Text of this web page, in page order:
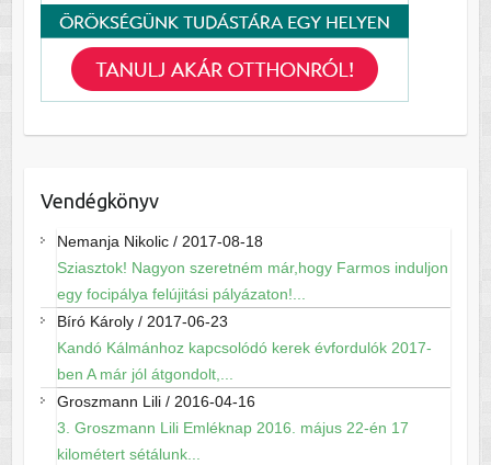
Vendégkönyv
Nemanja Nikolic/ 2017-08-18
Sziasztok! Nagyon szeretném már,hogy Farmos induljon
egy focipálya felújitási pályázaton!...
Bíró Károly/ 2017-06-23
Kandó Kálmánhoz kapcsolódó kerek évfordulók 2017-
ben A már jól átgondolt,...
Groszmann Lili/ 2016-04-16
3. Groszmann Lili Emléknap 2016. május 22-én 17
kilométert sétálunk...